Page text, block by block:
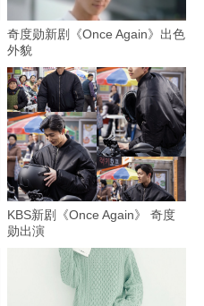
奇度勋新剧《Once Again》出色
外貌
KBS新剧《Once Again》 奇度
勋出演